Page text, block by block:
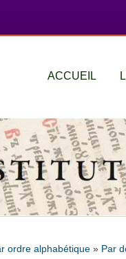
ACCUEIL
ordre alphabétique » Par